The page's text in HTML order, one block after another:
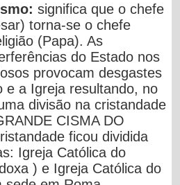
significa que o chefe
torna-se o chefe
(Papa). As
do Estado nos
provocamdesgastes
e a Igreja resultando, no
divisão na cristandade
CISMA DO
ficou dividida
Igreja Católica do
) e Igreja Católica do